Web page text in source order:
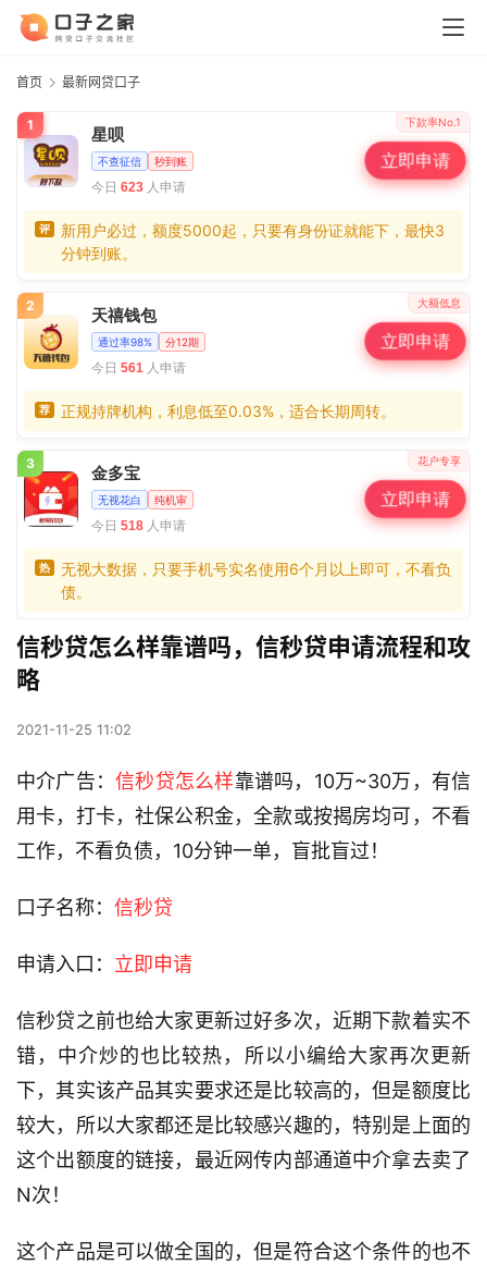
首页 最新网贷口子
1 下款率No.1
星呗
不查征信 秒到账
今日 623 人申请
立即申请
评
新用户必过，额度5000起，只要有身份证就能下，最快3
分钟到账。
2 大额低息
天禧钱包
通过率98% 分12期
今日 561 人申请
立即申请
荐 正规持牌机构，利息低至0.03%，适合长期周转。
3 花户专享
金多宝
无视花白 纯机审
今日 518 人申请
立即申请
热
无视大数据，只要手机号实名使用6个月以上即可，不看负
债。
信秒贷怎么样靠谱吗，信秒贷申请流程和攻
略
2021-11-25 11:02
中介广告：信秒贷怎么样靠谱吗，10万~30万，有信
用卡，打卡，社保公积金，全款或按揭房均可，不看
工作，不看负债，10分钟一单，盲批盲过！
口子名称： 信秒贷
申请入口： 立即申请
信秒贷之前也给大家更新过好多次，近期下款着实不
错，中介炒的也比较热，所以小编给大家再次更新
下，其实该产品其实要求还是比较高的，但是额度比
较大，所以大家都还是比较感兴趣的，特别是上面的
这个出额度的链接，最近网传内部通道中介拿去卖了
N次！
这个产品是可以做全国的，但是符合这个条件的也不